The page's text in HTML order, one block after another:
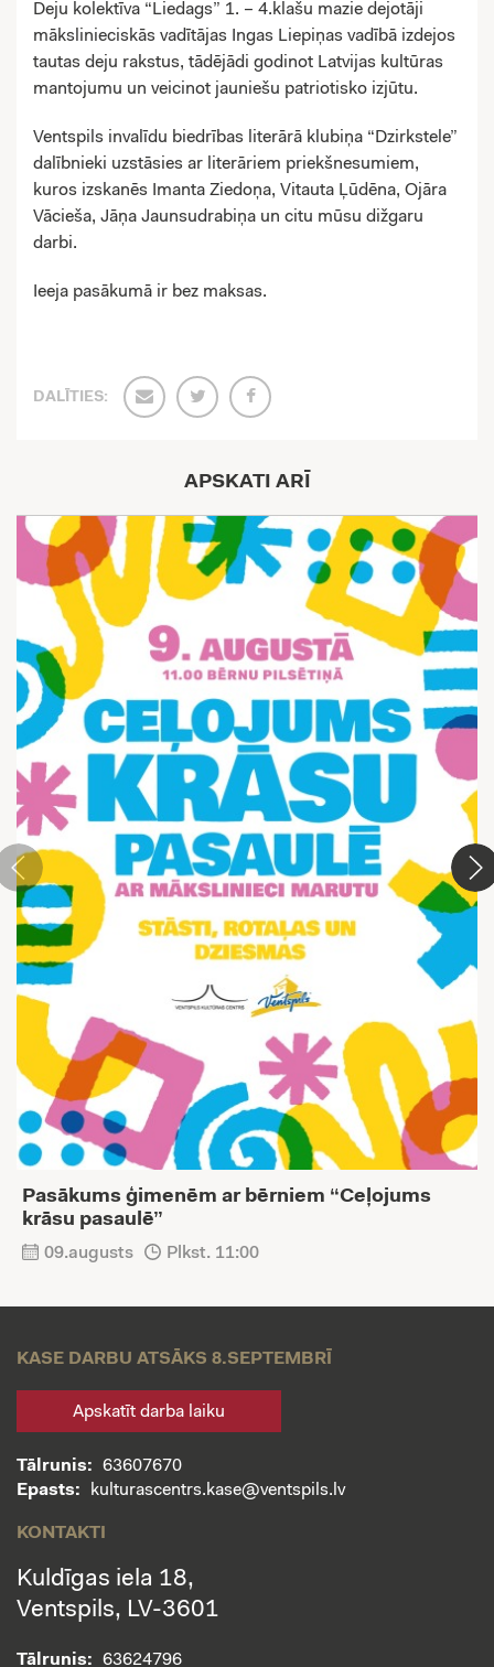
Deju kolektīva “Liedags” 1. – 4.klašu mazie dejotāji
mākslinieciskās vadītājas Ingas Liepiņas vadībā izdejos
tautas deju rakstus, tādējādi godinot Latvijas kultūras
mantojumu un veicinot jauniešu patriotisko izjūtu.
Ventspils invalīdu biedrības literārā klubiņa “Dzirkstele”
dalībnieki uzstāsies ar literāriem priekšnesumiem,
kuros izskanēs Imanta Ziedoņa, Vitauta Ļūdēna, Ojāra
Vācieša, Jāņa Jaunsudrabiņa un citu mūsu dižgaru
darbi.
Ieeja pasākumā ir bez maksas.
DALĪTIES:
APSKATI ARĪ
Pasākums ģimenēm ar bērniem “Ceļojums
krāsu pasaulē”
09.augusts Plkst. 11:00
KASE DARBU ATSĀKS 8.SEPTEMBRĪ
Apskatīt darba laiku
Tālrunis:
63607670
Epasts:
kulturascentrs.kase@ventspils.lv
KONTAKTI
Kuldīgas iela 18,
Ventspils, LV-3601
Tālrunis: 63624796